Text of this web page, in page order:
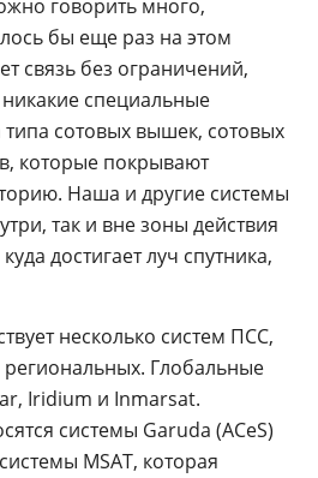
говорить много,
бы еще раз на этом
связь без ограничений,
специальные
сотовых вышек, сотовых
, которые покрывают
Наша и другие системы
так и вне зоны действия
достигает луч спутника,
несколько систем ПСС,
региональных. Глобальные
Iridium и Inmarsat.
системы Garuda (ACeS)
MSAT, которая